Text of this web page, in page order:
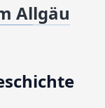
Allgäu